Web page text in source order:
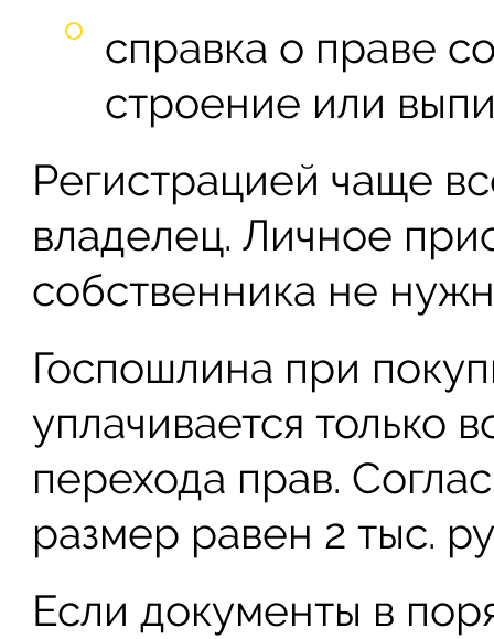
справка о праве
строение или
Регистрацией чаще
владелец. Личное
собственника не
Госпошлина при
уплачивается только
перехода прав.
размер равен 2 тыс.
Если документы в